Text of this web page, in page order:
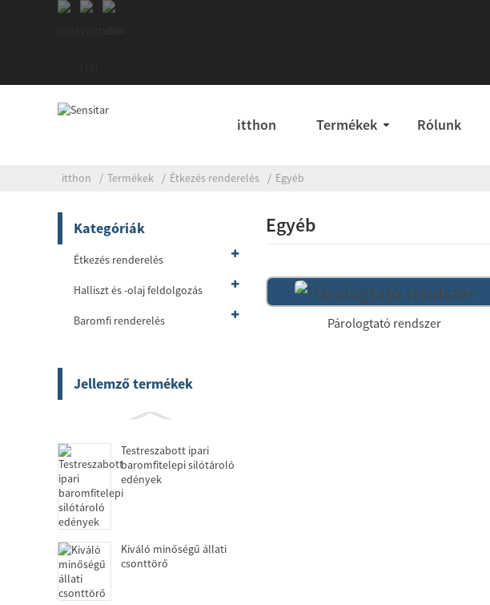
itthon Termékek Rólunk
itthon Termékek Étkezés renderelés Egyéb
Kategóriák
Étkezés renderelés
Halliszt és -olaj feldolgozás
Baromfi renderelés
Jellemző termékek
Testreszabott ipari
baromfitelepi silótároló
edények
Kiváló minőségű állati
csonttörő
Egyéb
Párologtató rendszer